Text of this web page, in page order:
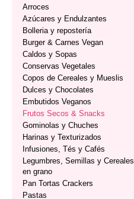
Arroces
Azúcares y Endulzantes
Bolleria y repostería
Burger & Carnes Vegan
Caldos y Sopas
Conservas Vegetales
Copos de Cereales y Mueslis
Dulces y Chocolates
Embutidos Veganos
Frutos Secos & Snacks
Gominolas y Chuches
Harinas y Texturizados
Infusiones, Tés y Cafés
Legumbres, Semillas y Cereales
en grano
Pan Tortas Crackers
Pastas